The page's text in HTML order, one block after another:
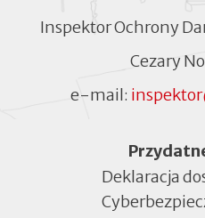
Inspektor Ochrony
Cezary
e-mail:
Menu
Deklaracja